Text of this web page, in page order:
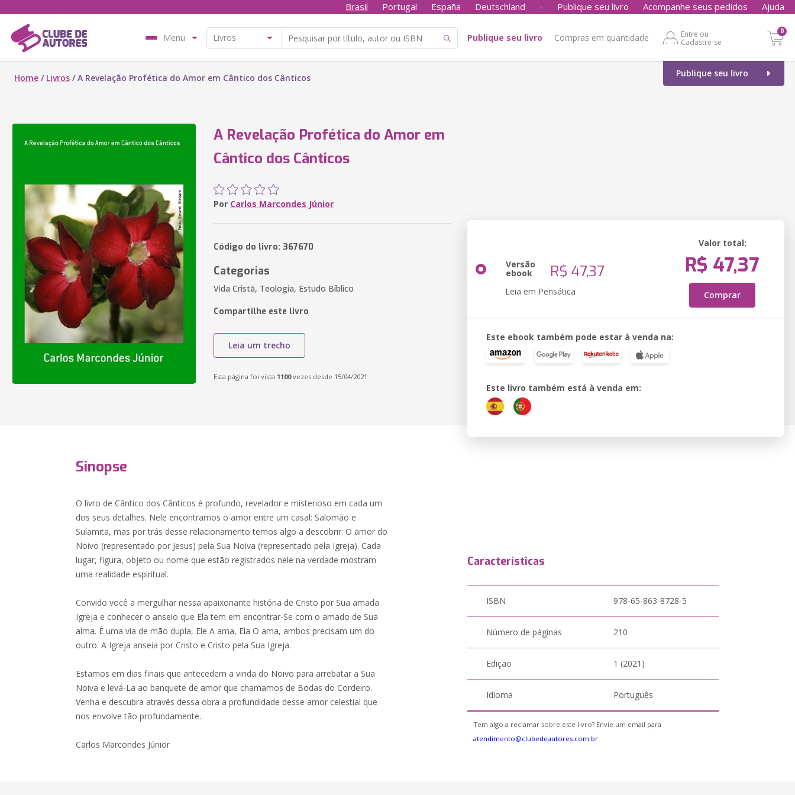
Brasil Portugal España Deutschland - Publique seu livro Acompanhe seus pedidos Ajuda
Menu Publique seu livro Compras em quantidade
Entre ou
Cadastre-se
0
Publique seu livro
Home / Livros /A Revelação Profética do Amor em Cântico dos Cânticos
A Revelação Profética do Amor em
Cântico dos Cânticos
Por Carlos Marcondes Júnior
Código do livro: 367670
Categorias
Vida Cristã, Teologia, Estudo Bíblico
Compartilhe este livro
Leia um trecho
Esta página foi vista 1100vezes desde 15/04/2021
Versão
ebook R$ 47,37
Leia em Pensática
Valor total:
R$ 47,37
Comprar
Este ebook também pode estar à venda na:
Este livro também está à venda em:
Sinopse
O livro de Cântico dos Cânticos é profundo, revelador e misterioso em cada um
dos seus detalhes. Nele encontramos o amor entre um casal: Salomão e
Sulamita, mas por trás desse relacionamento temos algo a descobrir: O amor do
Noivo (representado por Jesus) pela Sua Noiva (representado pela Igreja). Cada
lugar, figura, objeto ou nome que estão registrados nele na verdade mostram
uma realidade espiritual.
Convido você a mergulhar nessa apaixonante história de Cristo por Sua amada
Igreja e conhecer o anseio que Ela tem em encontrar-Se com o amado de Sua
alma. É uma via de mão dupla, Ele A ama, Ela O ama, ambos precisam um do
outro. A Igreja anseia por Cristo e Cristo pela Sua Igreja.
Estamos em dias finais que antecedem a vinda do Noivo para arrebatar a Sua
Noiva e levá-La ao banquete de amor que chamamos de Bodas do Cordeiro.
Venha e descubra através dessa obra a profundidade desse amor celestial que
nos envolve tão profundamente.
Carlos Marcondes Júnior
Características
ISBN 978-65-863-8728-5
Número de páginas 210
Edição 1 (2021)
Idioma Português
Tem algo a reclamar sobre este livro? Envie um email para
atendimento@clubedeautores.com.br